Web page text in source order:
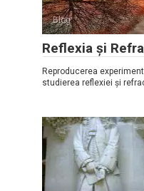
Blog
Reflexia și
Reproducerea
studierea reflexiei și